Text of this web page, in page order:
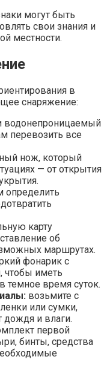
могут быть
свои знания и
местности.
в
снаряжение:
водонепроницаемый
перевозить все
нож, который
— от открытия
определить
карту
об
маршрутах.
фонарик с
чтобы иметь
темное время суток.
возьмите с
или сумки,
дождя и влаги.
первой
бинты, средства